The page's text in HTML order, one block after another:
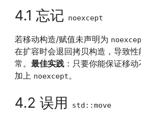
4.1 忘记 noexcept
若移动构造/赋值未声明为
在扩容时会退回拷贝构造，导致
常。 最佳实践 ：只要你能保证移
加上 noexcept。
4.2 误用 std::move